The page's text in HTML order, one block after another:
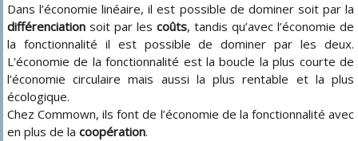
Dans l’économie linéaire, il est possible de dominer soit par la
différenciation soit par les coûts, tandis qu’avec l’économie de
la fonctionnalité il est possible de dominer par les deux.
L'économie de la fonctionnalité est la boucle la plus courte de
l’économie circulaire mais aussi la plus rentable et la plus
écologique.
Chez Commown, ils font de l’économie de la fonctionnalité avec
en plus de la coopération.